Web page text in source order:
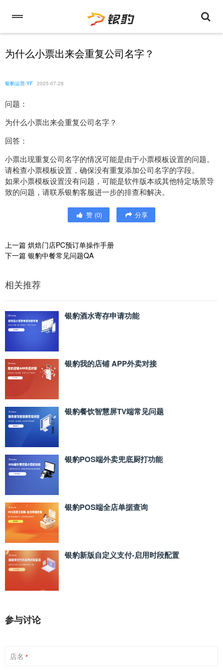
为什么小票出来会重复公司名字？
银豹运营-YF 2025-07-28
问题：
为什么小票出来会重复公司名字？
回答：
小票出现重复公司名字的情况可能是由于小票模板设置的问题。
请检查小票模板设置，确保没有重复添加公司名字的字段。
如果小票模板设置没有问题，可能是软件版本或其他特定场景导
致的问题，请联系银豹客服进一步的排查和解决。
赞 (0) 分享
上一篇 烘焙门店PC预订单操作手册
下一篇 银豹中餐常见问题QA
相关推荐
银豹酒水寄存申请功能
银豹我的店铺 APP外卖对接
银豹餐饮智慧屏TV端常见问题
银豹POS端外卖兜底厨打功能
银豹POS端全店单据查询
银豹新版自定义支付‑启用时段配置
参与讨论
店名 *